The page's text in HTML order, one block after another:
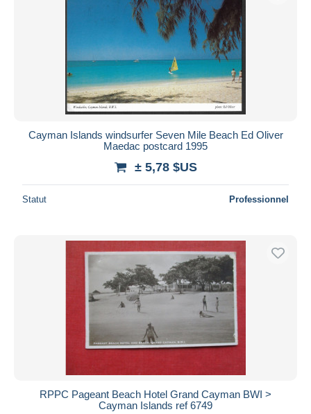
Cayman Islands windsurfer Seven Mile Beach Ed Oliver
Maedac postcard 1995
± 5,78 $US
Statut Professionnel
RPPC Pageant Beach Hotel Grand Cayman BWI >
Cayman Islands ref 6749